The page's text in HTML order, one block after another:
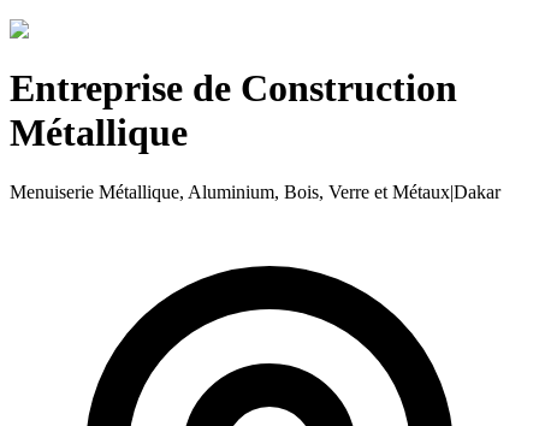
Entreprise de Construction
Métallique
Menuiserie Métallique, Aluminium, Bois, Verre et Métaux|Dakar